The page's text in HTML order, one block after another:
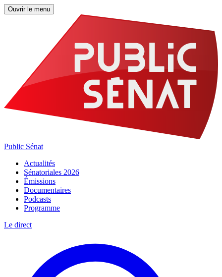
Ouvrir le menu
Public Sénat
Actualités
Sénatoriales 2026
Émissions
Documentaires
Podcasts
Programme
Le direct